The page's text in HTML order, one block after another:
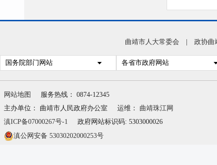
局
速
曲靖市人大常委会 政协曲
国务院部门网站 各省市政府网站
网站地图
服务热线： 0874-12345
主办单位： 曲靖市人民政府办公室
运维： 曲靖珠江网
滇ICP备07000267号-1
政府网站标识码: 5303000026
滇公网安备 53030202000253号